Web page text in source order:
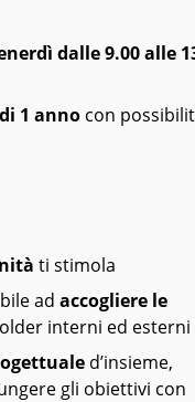
dalle 9.00 alle
1 anno con
ti stimola
ad accogliere le
interni ed esterni
d’insieme,
gli obiettivi con